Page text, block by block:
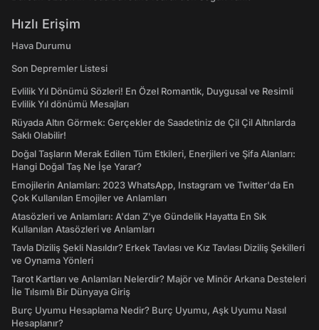
Hızlı Erişim
Hava Durumu
Son Depremler Listesi
Evlilik Yıl Dönümü Sözleri! En Özel Romantik, Duygusal ve Resimli
Evlilik Yıl dönümü Mesajları
Rüyada Altın Görmek: Gerçekler de Saadetiniz de Çil Çil Altınlarda
Saklı Olabilir!
Doğal Taşların Merak Edilen Tüm Etkileri, Enerjileri ve Şifa Alanları:
Hangi Doğal Taş Ne İşe Yarar?
Emojilerin Anlamları: 2023 WhatsApp, Instagram ve Twitter'da En
Çok Kullanılan Emojiler ve Anlamları
Atasözleri ve Anlamları: A'dan Z'ye Gündelik Hayatta En Sık
Kullanılan Atasözleri ve Anlamları
Tavla Diziliş Şekli Nasıldır? Erkek Tavlası ve Kız Tavlası Diziliş Şekilleri
ve Oynama Yönleri
Tarot Kartları ve Anlamları Nelerdir? Majör ve Minör Arkana Desteleri
İle Tılsımlı Bir Dünyaya Giriş
Burç Uyumu Hesaplama Nedir? Burç Uyumu, Aşk Uyumu Nasıl
Hesaplanır?